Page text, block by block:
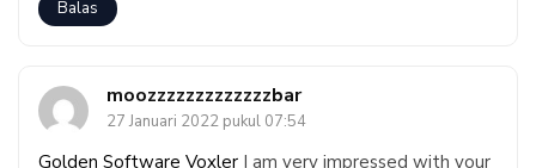
Balas
moozzzzzzzzzzzzzbar
27 Januari 2022 pukul 07:54
Golden Software Voxler I am very impressed with your